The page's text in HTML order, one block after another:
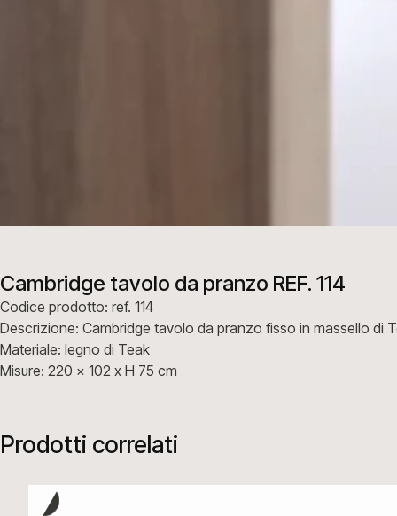
Cambridge tavolo da pranzo REF. 114
Codice prodotto: ref. 114
Descrizione: Cambridge tavolo da pranzo fisso in massello di
Materiale: legno di Teak
Misure: 220 x 102 x H 75 cm
Prodotti correlati